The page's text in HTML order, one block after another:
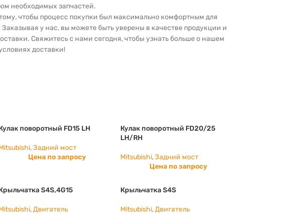
необходимых запчастей.
чтобы процесс покупки был максимально комфортным для
у нас, вы можете быть уверены в качестве продукции и
Свяжитесь с нами сегодня, чтобы узнать больше о нашем
доставки!
поворотный FD15 LH
,Задний мост
Цена по запросу
Кулак поворотный FD20/25
LH/RH
Mitsubishi, Задний мост
Цена по запросу
S4S,4G15
,Двигатель
Крыльчатка S4S
Mitsubishi, Двигатель